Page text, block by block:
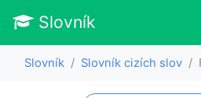
Slovník
Slovník Slovník cizích slov